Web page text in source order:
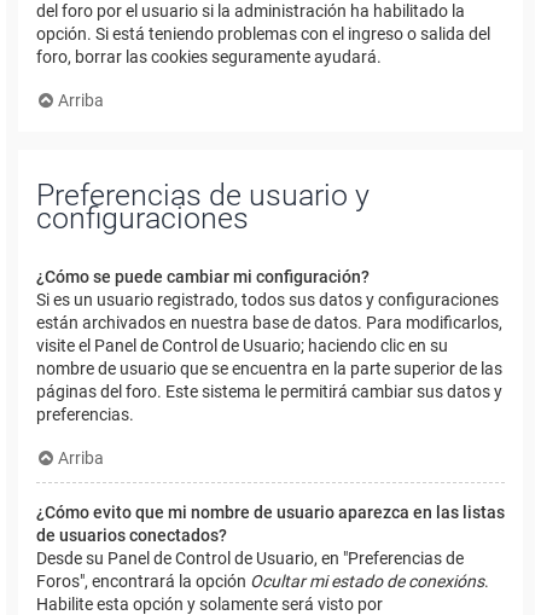
del foro por el usuario si la administración ha habilitado la
opción. Si está teniendo problemas con el ingreso o salida del
foro, borrar las cookies seguramente ayudará.
Arriba
Preferencias de usuario y
configuraciones
¿Cómo se puede cambiar mi configuración?
Si es un usuario registrado, todos sus datos y configuraciones
están archivados en nuestra base de datos. Para modificarlos,
visite el Panel de Control de Usuario; haciendo clic en su
nombre de usuario que se encuentra en la parte superior de las
páginas del foro. Este sistema le permitirá cambiar sus datos y
preferencias.
Arriba
¿Cómo evito que mi nombre de usuario aparezca en las listas
de usuarios conectados?
Desde su Panel de Control de Usuario, en "Preferencias de
Foros", encontrará la opción Ocultar mi estado de conexións.
Habilite esta opción y solamente será visto por